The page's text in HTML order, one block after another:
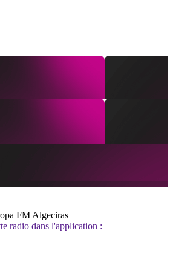
FM Algeciras
radio dans l'application :